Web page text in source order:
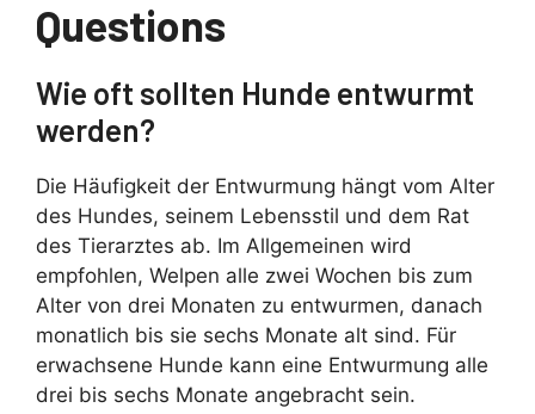
Questions
Wie oft sollten Hunde entwurmt
werden?
Die Häufigkeit der Entwurmung hängt vom Alter
des Hundes, seinem Lebensstil und dem Rat
des Tierarztes ab. Im Allgemeinen wird
empfohlen, Welpen alle zwei Wochen bis zum
Alter von drei Monaten zu entwurmen, danach
monatlich bis sie sechs Monate alt sind. Für
erwachsene Hunde kann eine Entwurmung alle
drei bis sechs Monate angebracht sein.